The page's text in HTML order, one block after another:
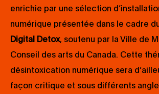
enrichie par une sélection
numérique présentée dans le cadre
Digital Detox, soutenu par la Ville de
Conseil des arts du Canada. Cette
désintoxication numérique sera
façon critique et sous différents